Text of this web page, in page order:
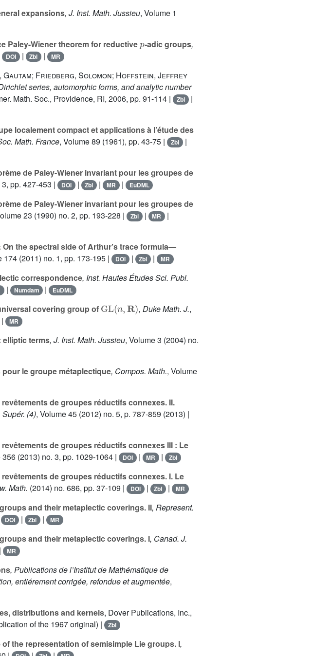
expansions, J. Inst. Math. Jussieu, Volume 1
Paley-Wiener theorem for reductive -adic groups,
DOI | Zbl | MR
Gautam; Friedberg, Solomon; Hoffstein, Jeffrey
series, automorphic forms, and analytic number
Math. Soc., Providence, RI, 2006, pp. 91-114 | Zbl |
localement compact et applications à l’étude des
Math. France, Volume 89 (1961), pp. 43-75 | Zbl |
de Paley-Wiener invariant pour les groupes de
pp. 427-453 | DOI | Zbl | MR | EuDML
de Paley-Wiener invariant pour les groupes de
23 (1990) no. 2, pp. 193-228 | Zbl | MR |
On the spectral side of Arthur’s trace formula—
174 (2011) no. 1, pp. 173-195 | DOI | Zbl | MR
correspondence, Inst. Hautes Études Sci. Publ.
| Numdam | EuDML
covering group of
(
, Duke Math. J.,
| MR
elliptic terms, J. Inst. Math. Jussieu, Volume 3 (2004) no.
le groupe métaplectique, Compos. Math., Volume
de groupes réductifs connexes. II.
(4), Volume 45 (2012) no. 5, p. 787-859 (2013) |
de groupes réductifs connexes III : Le
356 (2013) no. 3, pp. 1029-1064 | DOI | MR | Zbl
de groupes réductifs connexes. I. Le
Math. (2014) no. 686, pp. 37-109 | DOI | Zbl | MR
and their metaplectic coverings. II, Represent.
DOI | Zbl | MR
and their metaplectic coverings. I, Canad. J.
| MR
, Publications de l’Institut de Mathématique de
entiérement corrigée, refondue et augmentée,
distributions and kernels, Dover Publications, Inc.,
of the 1967 original) |
Zbl
the representation of semisimple Lie groups. I,